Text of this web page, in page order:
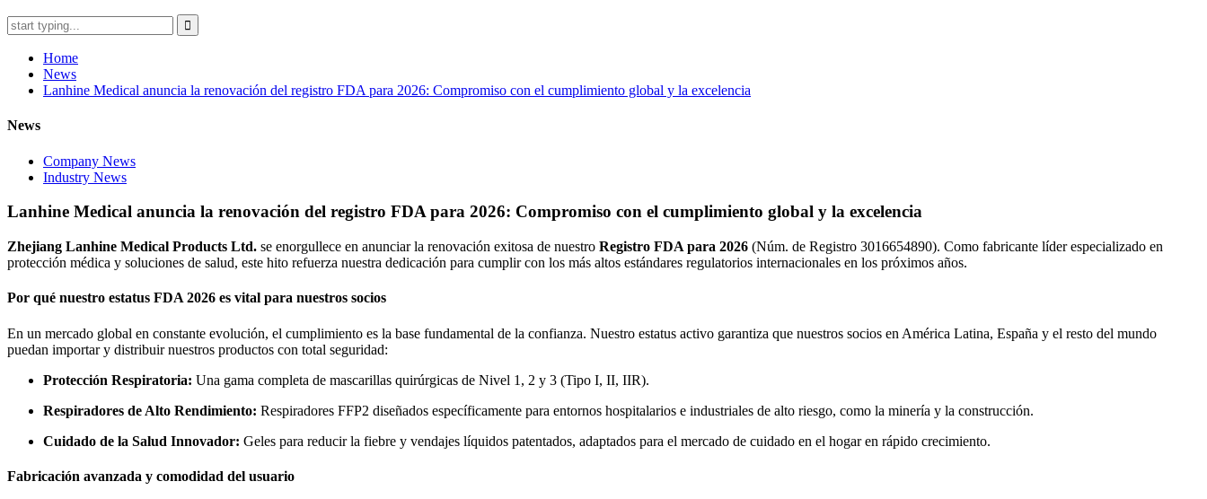
Home
News
Lanhine Medical anuncia la renovación del registro FDA para 2026: Compromiso con el cumplimiento global y la excelencia
News
Company News
Industry News
Lanhine Medical anuncia la renovación del registro FDA para 2026: Compromiso con el cumplimiento global y la excelencia
Zhejiang Lanhine Medical Products Ltd. se enorgullece en anunciar la renovación exitosa de nuestro Registro FDA para 2026 (Núm. de Registro 3016654890). Como fabricante líder especializado en
protección médica y soluciones de salud, este hito refuerza nuestra dedicación para cumplir con los más altos estándares regulatorios internacionales en los próximos años.
Por qué nuestro estatus FDA 2026 es vital para nuestros socios
En un mercado global en constante evolución, el cumplimiento es la base fundamental de la confianza. Nuestro estatus activo garantiza que nuestros socios en América Latina, España y el resto del mundo
puedan importar y distribuir nuestros productos con total seguridad:
Protección Respiratoria: Una gama completa de mascarillas quirúrgicas de Nivel 1, 2 y 3 (Tipo I, II, IIR).
Respiradores de Alto Rendimiento: Respiradores FFP2 diseñados específicamente para entornos hospitalarios e industriales de alto riesgo, como la minería y la construcción.
Cuidado de la Salud Innovador: Geles para reducir la fiebre y vendajes líquidos patentados, adaptados para el mercado de cuidado en el hogar en rápido crecimiento.
Fabricación avanzada y comodidad del usuario